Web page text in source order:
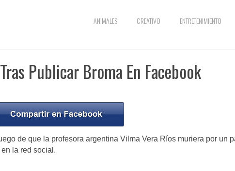
ANIMALES CREATIVO ENTRETENIMIENTO
Publicar Broma En Facebook
de que la profesora argentina Vilma Vera Ríos muriera por un
la red social.